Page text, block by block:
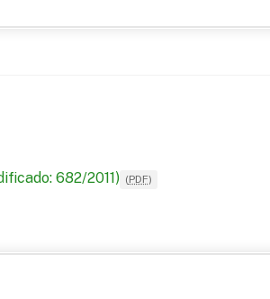
682/2011) (PDF)